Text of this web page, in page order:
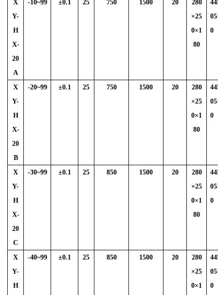
X
Y-
H
X-
20
A
-10~99 ±0.1 25 750 1500 20
280
×25
0×1
80
0
X
Y-
H
X-
20
B
-20~99 ±0.1 25 750 1500 20
280
×25
0×1
80
0
X
Y-
H
X-
20
C
-30~99 ±0.1 25 850 1500 20
280
×25
0×1
80
0
X
Y-
H
-40~99 ±0.1 25 850 1500 20
280
×25
0×1
0